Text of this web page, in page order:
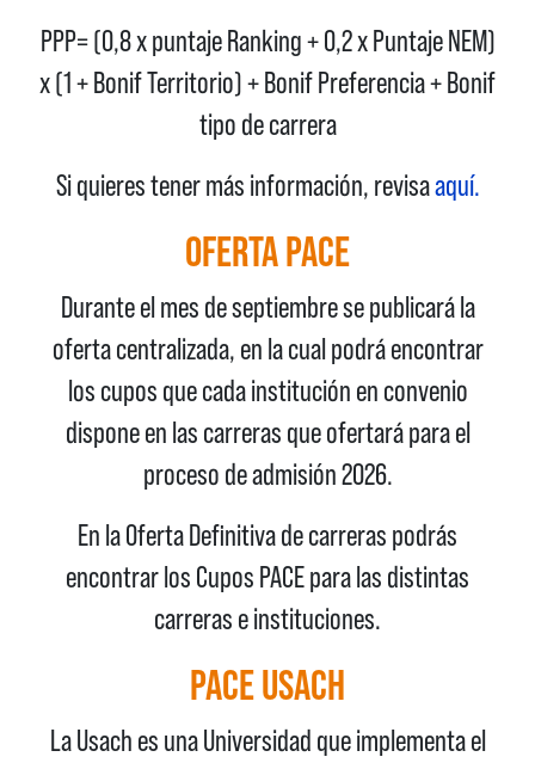
PPP= (0,8 x puntaje Ranking + 0,2 x Puntaje NEM)
x (1 + Bonif Territorio) + Bonif Preferencia + Bonif
tipo de carrera
Si quieres tener más información, revisaaquí.
OFERTA PACE
Durante el mes de septiembre se publicará la
oferta centralizada, en la cual podrá encontrar
los cupos que cada institución en convenio
dispone en las carreras que ofertará para el
proceso de admisión 2026.
En la Oferta Definitiva de carreras podrás
encontrar los Cupos PACE para las distintas
carreras e instituciones.
PACE USACH
La Usach es una Universidad que implementa el